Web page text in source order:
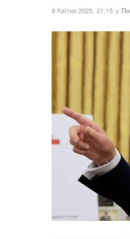
8 Квітня 2025, 21:15 у